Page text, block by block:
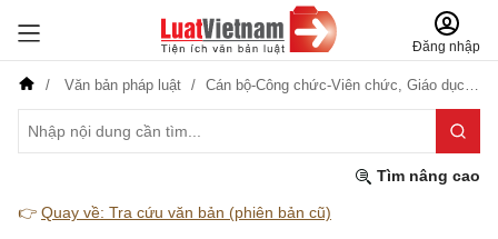
Đăng nhập
Văn bản pháp luật Cán bộ-Công chức-Viên chức, Giáo dục-Đào tạo-Dạy nghề,
Tìm nâng cao
👉 Quay về: Tra cứu văn bản (phiên bản cũ)